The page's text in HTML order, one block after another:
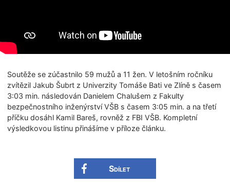
Soutěže se zúčastnilo 59 mužů a 11 žen. V letošním ročníku
zvítězil Jakub Šubrt z Univerzity Tomáše Bati ve Zlíně s časem
3:03 min. následován Danielem Chalušem z Fakulty
bezpečnostního inženýrství VŠB s časem 3:05 min. a na třetí
příčku dosáhl Kamil Bareš, rovněž z FBI VŠB. Kompletní
výsledkovou listinu přinášíme v příloze článku.
Sdílet